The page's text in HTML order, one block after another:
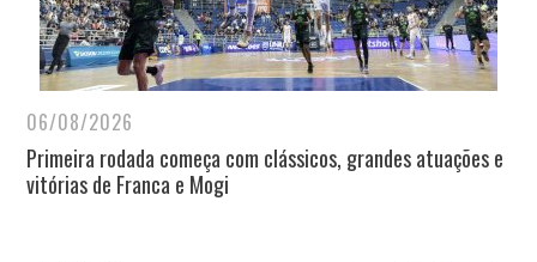
06/08/2026
Primeira rodada começa com clássicos, grandes atuações e
vitórias de Franca e Mogi